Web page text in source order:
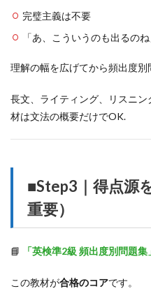
完璧主義は不要
「あ、こういうのも出るの
理解の幅を広げてから頻出度別
長文、ライティング、リスニ
材は文法の概要だけでOK.
■Step3｜得点源
重要）
📘 「英検準2級 頻出度別問題集
この教材が合格のコアです。